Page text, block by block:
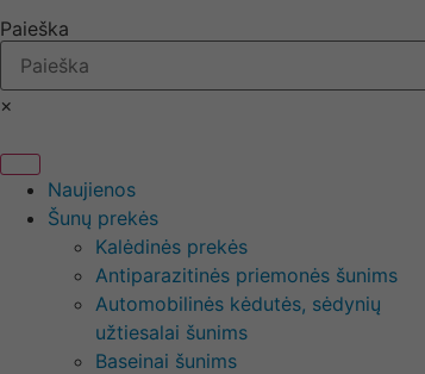
Paieška
×
Naujienos
Šunų prekės
Kalėdinės prekės
Antiparazitinės priemonės šunims
Automobilinės kėdutės, sėdynių
užtiesalai šunims
Baseinai šunims